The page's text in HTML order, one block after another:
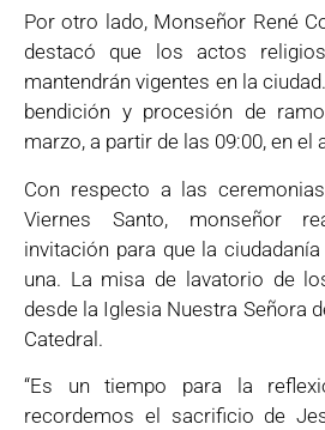
Por otro lado, Monseñor René
destacó que los actos
mantendrán vigentes en la
bendición y procesión de
marzo, a partir de las 09:00, en el
Con respecto a las
Viernes Santo, monseñor
invitación para que la
una. La misa de lavatorio de
desde la Iglesia Nuestra Señora
Catedral.
“Es un tiempo para la
recordemos el sacrificio de